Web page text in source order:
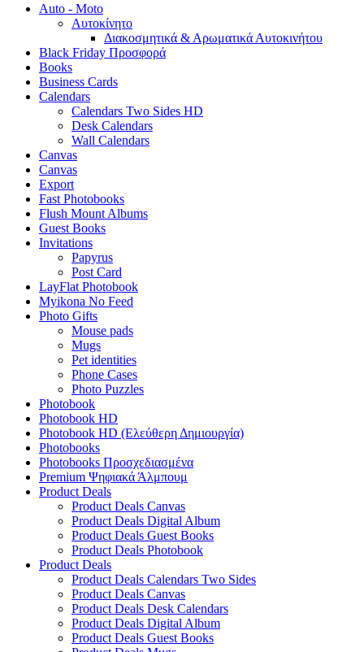
Auto - Moto
Αυτοκίνητο
Διακοσμητικά & Αρωματικά Αυτοκινήτου
Black Friday Προσφορά
Books
Business Cards
Calendars
Calendars Two Sides HD
Desk Calendars
Wall Calendars
Canvas
Canvas
Export
Fast Photobooks
Flush Mount Albums
Guest Books
Invitations
Papyrus
Post Card
LayFlat Photobook
Myikona No Feed
Photo Gifts
Mouse pads
Mugs
Pet identities
Phone Cases
Photo Puzzles
Photobook
Photobook HD
Photobook HD (Ελεύθερη Δημιουργία)
Photobooks
Photobooks Προσχεδιασμένα
Premium Ψηφιακά Άλμπουμ
Product Deals
Product Deals Canvas
Product Deals Digital Album
Product Deals Guest Books
Product Deals Photobook
Product Deals
Product Deals Calendars Two Sides
Product Deals Canvas
Product Deals Desk Calendars
Product Deals Digital Album
Product Deals Guest Books